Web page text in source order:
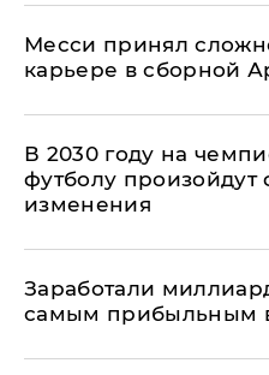
Месси принял
карьере в сборной
В 2030 году на
футболу
изменения
Заработали
самым прибыльным